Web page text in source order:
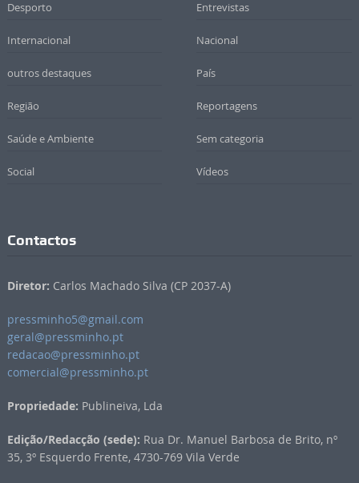
Desporto Entrevistas
Internacional Nacional
outros destaques País
Região Reportagens
Saúde e Ambiente Sem categoria
Social Vídeos
Contactos
Diretor: Carlos Machado Silva (CP 2037-A)
pressminho5@gmail.com
geral@pressminho.pt
redacao@pressminho.pt
comercial@pressminho.pt
Propriedade: Publineiva, Lda
Edição/Redacção (sede): Rua Dr. Manuel Barbosa de Brito, nº
35, 3º Esquerdo Frente, 4730-769 Vila Verde